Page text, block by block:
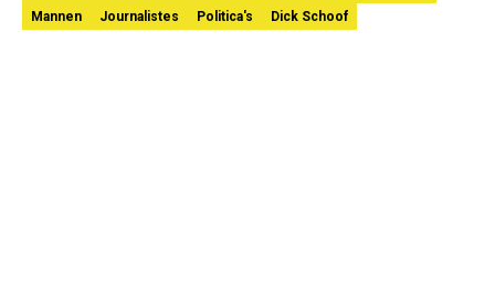
Mannen
Journalistes Politica's Dick Schoof